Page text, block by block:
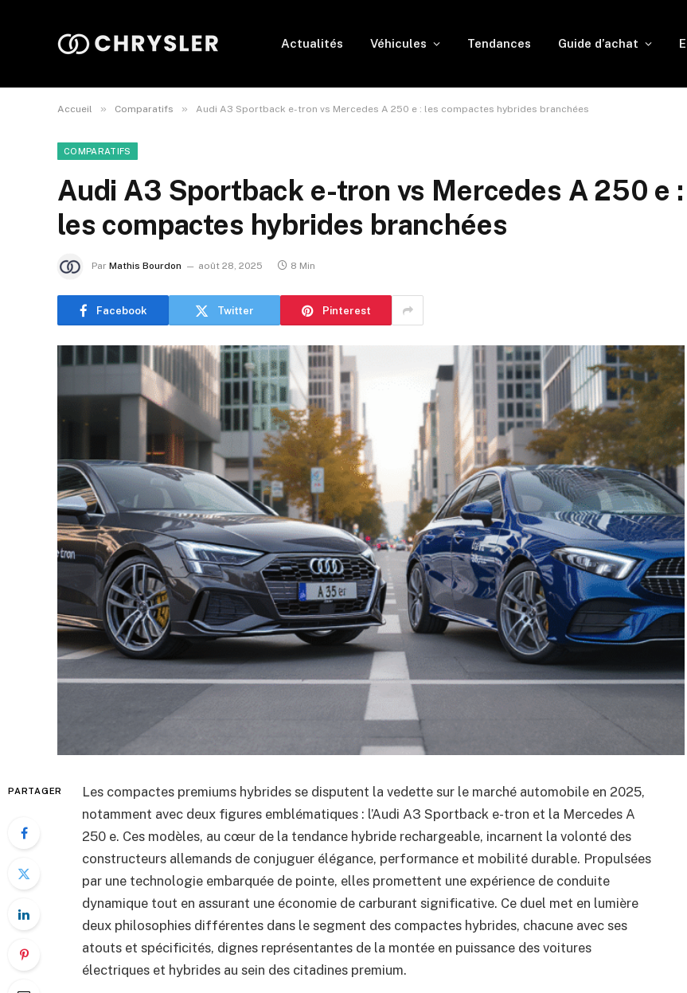
Actualités Véhicules Tendances Guide d’achat
Accueil » Comparatifs » Audi A3 Sportback e-tron vs Mercedes A 250 e : les compactes hybrides branchées
COMPARATIFS
Audi A3 Sportback e-tron vs Mercedes A 250 e :
les compactes hybrides branchées
Par Mathis Bourdon août 28, 2025 8 Min
Facebook Twitter Pinterest
PARTAGER
Les compactes premiums hybrides se disputent la vedette sur le marché automobile en 2025,
notamment avec deux figures emblématiques : l’Audi A3 Sportback e-tron et la Mercedes A
250 e. Ces modèles, au cœur de la tendance hybride rechargeable, incarnent la volonté des
constructeurs allemands de conjuguer élégance, performance et mobilité durable. Propulsées
par une technologie embarquée de pointe, elles promettent une expérience de conduite
dynamique tout en assurant une économie de carburant significative. Ce duel met en lumière
deux philosophies différentes dans le segment des compactes hybrides, chacune avec ses
atouts et spécificités, dignes représentantes de la montée en puissance des voitures
électriques et hybrides au sein des citadines premium.